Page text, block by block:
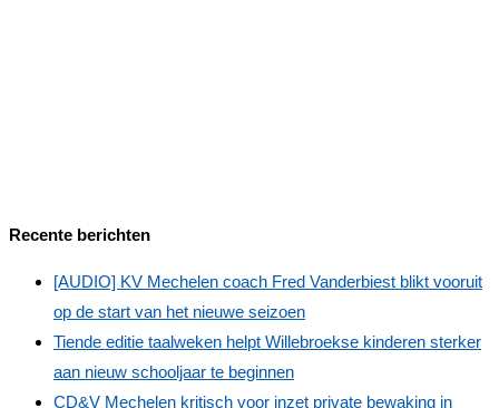
Recente berichten
[AUDIO] KV Mechelen coach Fred Vanderbiest blikt vooruit
op de start van het nieuwe seizoen
Tiende editie taalweken helpt Willebroekse kinderen sterker
aan nieuw schooljaar te beginnen
CD&V Mechelen kritisch voor inzet private bewaking in